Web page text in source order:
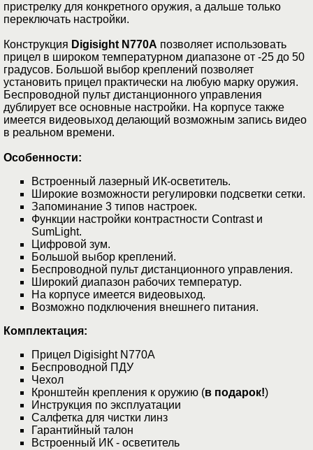
пристрелку для конкретного оружия, а дальше только
переключать настройки.
Конструкция Digisight N770A позволяет использовать
прицел в широком температурном диапазоне от -25 до 50
градусов. Большой выбор креплений позволяет
установить прицел практически на любую марку оружия.
Беспроводной пульт дистанционного управления
дублирует все основные настройки. На корпусе также
имеется видеовыход делающий возможным запись видео
в реальном времени.
Особенности:
Встроенный лазерный ИК-осветитель.
Широкие возможности регулировки подсветки сетки.
Запоминание 3 типов настроек.
Функции настройки контрастности Contrast и
SumLight.
Цифровой зум.
Большой выбор креплений.
Беспроводной пульт дистанционного управления.
Широкий диапазон рабочих температур.
На корпусе имеется видеовыход.
Возможно подключения внешнего питания.
Комплектация:
Прицел Digisight N770А
Беспроводной ПДУ
Чехол
Кронштейн крепления к оружию (в подарок!)
Инструкция по эксплуатации
Салфетка для чистки линз
Гарантийный талон
Встроенный ИК - осветитель